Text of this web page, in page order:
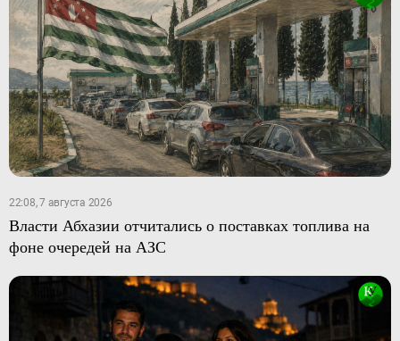
22:08, 7 августа 2026
Власти Абхазии отчитались о поставках топлива на
фоне очередей на АЗС